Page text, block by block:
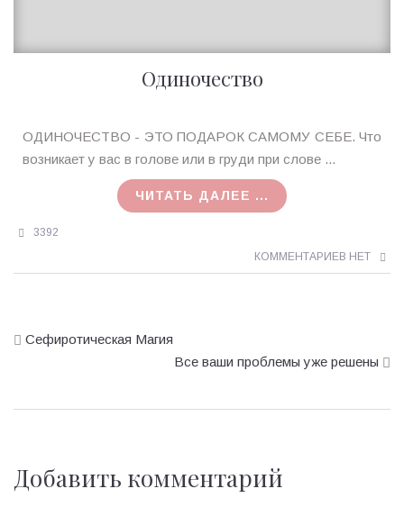
Одиночество
Ирина
MagicTantra
ОДИНОЧЕСТВО - ЭТО ПОДАРОК САМОМУ СЕБЕ. Что
возникает у вас в голове или в груди при слове ...
ЧИТАТЬ ДАЛЕЕ ...
3392
КОММЕНТАРИЕВ НЕТ
Сефиротическая Магия
Все ваши проблемы уже решены
Добавить комментарий